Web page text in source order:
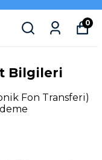
0
Bilgileri
Fon Transferi)